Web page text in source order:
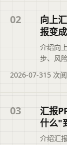
上下文
02
向上
报变
介绍向
步、风
步。文
除信息
判断是
2026-07-31 5 次
03
汇报
什么"
介绍汇